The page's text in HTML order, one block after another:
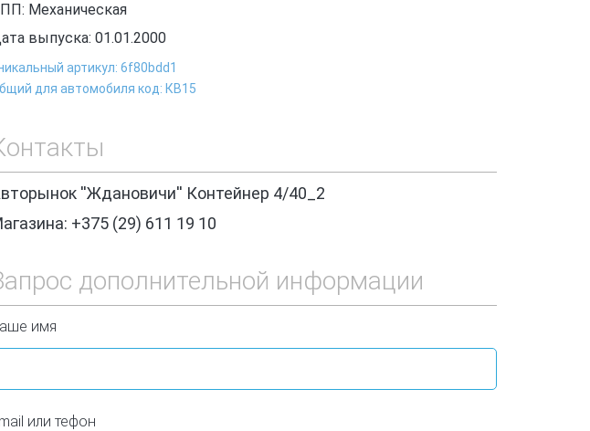
Механическая
выпуска: 01.01.2000
артикул: 6f80bdd1
для автомобиля код: КВ15
''Ждановичи'' Контейнер 4/40_2
+375 (29) 611 19 10
дополнительной информации
имя
или тефон